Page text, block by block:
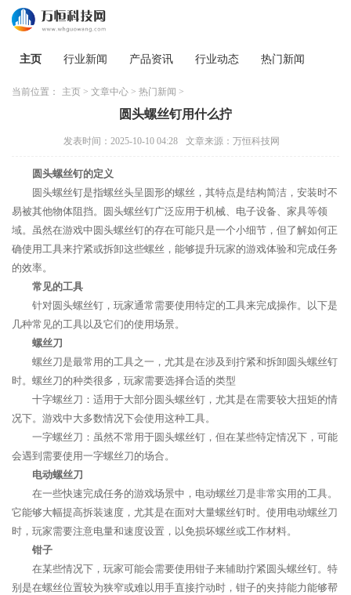
主页 行业新闻 产品资讯 行业动态 热门新闻
当前位置： 主页 > 文章中心 > 热门新闻 >
圆头螺丝钉用什么拧
发表时间：2025-10-10 04:28 文章来源：万恒科技网
圆头螺丝钉的定义
圆头螺丝钉是指螺丝头呈圆形的螺丝，其特点是结构简洁，安装时不
易被其他物体阻挡。圆头螺丝钉广泛应用于机械、电子设备、家具等领
域。虽然在游戏中圆头螺丝钉的存在可能只是一个小细节，但了解如何正
确使用工具来拧紧或拆卸这些螺丝，能够提升玩家的游戏体验和完成任务
的效率。
常见的工具
针对圆头螺丝钉，玩家通常需要使用特定的工具来完成操作。以下是
几种常见的工具以及它们的使用场景。
螺丝刀
螺丝刀是最常用的工具之一，尤其是在涉及到拧紧和拆卸圆头螺丝钉
时。螺丝刀的种类很多，玩家需要选择合适的类型
十字螺丝刀：适用于大部分圆头螺丝钉，尤其是在需要较大扭矩的情
况下。游戏中大多数情况下会使用这种工具。
一字螺丝刀：虽然不常用于圆头螺丝钉，但在某些特定情况下，可能
会遇到需要使用一字螺丝刀的场合。
电动螺丝刀
在一些快速完成任务的游戏场景中，电动螺丝刀是非常实用的工具。
它能够大幅提高拆装速度，尤其是在面对大量螺丝钉时。使用电动螺丝刀
时，玩家需要注意电量和速度设置，以免损坏螺丝或工作材料。
钳子
在某些情况下，玩家可能会需要使用钳子来辅助拧紧圆头螺丝钉。特
别是在螺丝位置较为狭窄或难以用手直接拧动时，钳子的夹持能力能够帮